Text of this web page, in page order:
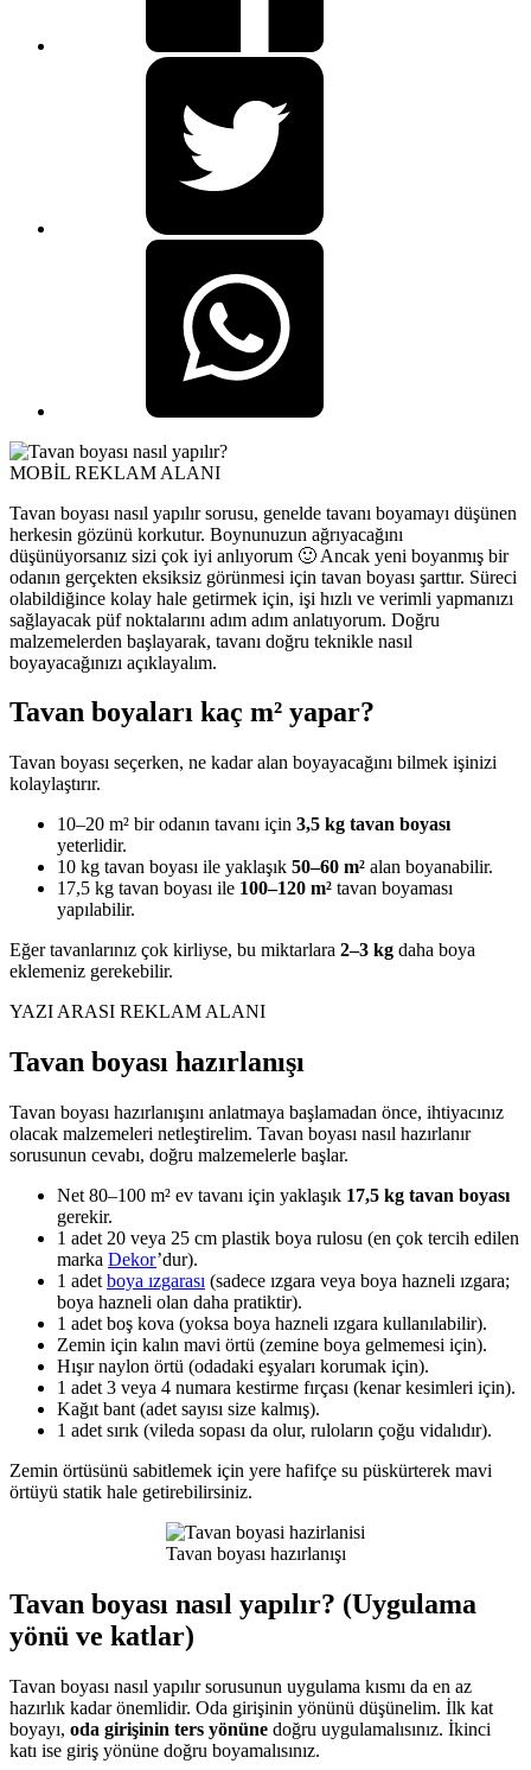
MOBİL REKLAM ALANI
Tavan boyası nasıl yapılır sorusu, genelde tavanı boyamayı düşünen
herkesin gözünü korkutur. Boynunuzun ağrıyacağını
düşünüyorsanız sizi çok iyi anlıyorum 🙂 Ancak yeni boyanmış bir
odanın gerçekten eksiksiz görünmesi için tavan boyası şarttır. Süreci
olabildiğince kolay hale getirmek için, işi hızlı ve verimli yapmanızı
sağlayacak püf noktalarını adım adım anlatıyorum. Doğru
malzemelerden başlayarak, tavanı doğru teknikle nasıl
boyayacağınızı açıklayalım.
Tavan boyaları kaç m² yapar?
Tavan boyası seçerken, ne kadar alan boyayacağını bilmek işinizi
kolaylaştırır.
10–20 m² bir odanın tavanı için 3,5 kg tavan boyası
yeterlidir.
10 kg tavan boyası ile yaklaşık 50–60 m² alan boyanabilir.
17,5 kg tavan boyası ile 100–120 m² tavan boyaması
yapılabilir.
Eğer tavanlarınız çok kirliyse, bu miktarlara 2–3 kg daha boya
eklemeniz gerekebilir.
YAZI ARASI REKLAM ALANI
Tavan boyası hazırlanışı
Tavan boyası hazırlanışını anlatmaya başlamadan önce, ihtiyacınız
olacak malzemeleri netleştirelim. Tavan boyası nasıl hazırlanır
sorusunun cevabı, doğru malzemelerle başlar.
Net 80–100 m² ev tavanı için yaklaşık 17,5 kg tavan boyası
gerekir.
1 adet 20 veya 25 cm plastik boya rulosu (en çok tercih edilen
marka Dekor’dur).
1 adet boya ızgarası (sadece ızgara veya boya hazneli ızgara;
boya hazneli olan daha pratiktir).
1 adet boş kova (yoksa boya hazneli ızgara kullanılabilir).
Zemin için kalın mavi örtü (zemine boya gelmemesi için).
Hışır naylon örtü (odadaki eşyaları korumak için).
1 adet 3 veya 4 numara kestirme fırçası (kenar kesimleri için).
Kağıt bant (adet sayısı size kalmış).
1 adet sırık (vileda sopası da olur, ruloların çoğu vidalıdır).
Zemin örtüsünü sabitlemek için yere hafifçe su püskürterek mavi
örtüyü statik hale getirebilirsiniz.
Tavan boyası hazırlanışı
Tavan boyası nasıl yapılır? (Uygulama
yönü ve katlar)
Tavan boyası nasıl yapılır sorusunun uygulama kısmı da en az
hazırlık kadar önemlidir. Oda girişinin yönünü düşünelim. İlk kat
boyayı, oda girişinin ters yönüne doğru uygulamalısınız. İkinci
katı ise giriş yönüne doğru boyamalısınız.